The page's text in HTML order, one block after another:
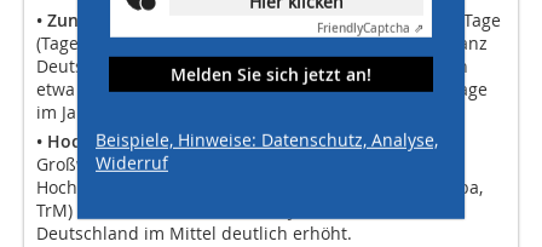
• Zunahme von Hitzeereignissen:
Die Anzahl heißer Tage
(Tagesmaximum der Lufttemperatur ≥ 30 °C), über ganz
Deutschland gemittelt, ist seit den 1950er-Jahren von
etwa drei Tagen im Jahr auf durchschnittlich neun Tage
im Jahr angestiegen.
• Hochwasserrisiko:Die Zahl der Tage mit
Großwetterlagen (GWL) mit hohem
Hochwassergefahrenpotenzial (GWL Trog Mitteleuropa,
TrM) hat sich seit Ende des 19. Jahrhunderts in
Deutschland im Mittel deutlich erhöht.
FriendlyCaptcha ⇗
Melden Sie sich jetzt an!
Beispiele, Hinweise: Datenschutz, Analyse,
Widerruf